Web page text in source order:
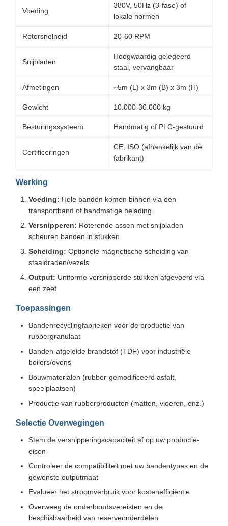
Voeding
380V, 50Hz (3-fase) of
lokale normen
Rotorsnelheid 20-60 RPM
Snijbladen
Hoogwaardig gelegeerd
staal, vervangbaar
Afmetingen ~5m (L) x 3m (B) x 3m (H)
Gewicht 10.000-30.000 kg
Besturingssysteem Handmatig of PLC-gestuurd
Certificeringen
CE, ISO (afhankelijk van de
fabrikant)
Werking
Voeding: Hele banden komen binnen via een
transportband of handmatige belading
Versnipperen: Roterende assen met snijbladen
scheuren banden in stukken
Scheiding: Optionele magnetische scheiding van
staaldraden/vezels
Output: Uniforme versnipperde stukken afgevoerd via
een zeef
Toepassingen
Bandenrecyclingfabrieken voor de productie van
rubbergranulaat
Banden-afgeleide brandstof (TDF) voor industriële
boilers/ovens
Bouwmaterialen (rubber-gemodificeerd asfalt,
speelplaatsen)
Productie van rubberproducten (matten, vloeren, enz.)
Selectie Overwegingen
Stem de versnipperingscapaciteit af op uw productie-
eisen
Controleer de compatibiliteit met uw bandentypes en de
gewenste outputmaat
Evalueer het stroomverbruik voor kostenefficiëntie
Overweeg de onderhoudsvereisten en de
beschikbaarheid van reserveonderdelen